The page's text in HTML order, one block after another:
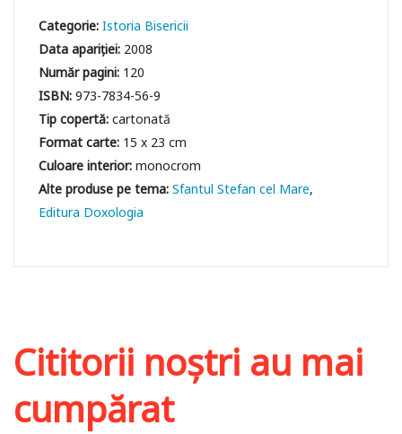
Categorie:Istoria Bisericii
Data apariției: 2008
Număr pagini: 120
ISBN:973-7834-56-9
Tip copertă:cartonată
Format carte: 15 x 23 cm
Culoare interior:monocrom
Sfantul Stefan cel Mare
Editura Doxologia
Cititorii noștri au mai
cumpărat